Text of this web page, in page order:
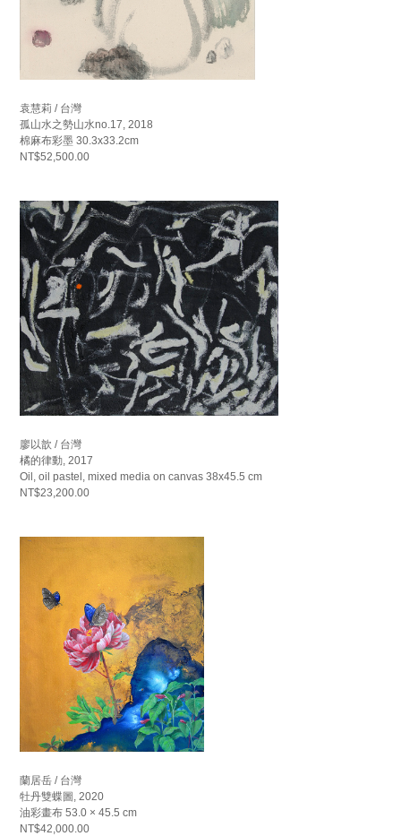
袁慧莉 / 台灣
孤山水之勢山水no.17, 2018
棉麻布彩墨 30.3x33.2cm
NT$52,500.00
廖以歆 / 台灣
橘的律動, 2017
Oil, oil pastel, mixed media on canvas 38x45.5 cm
NT$23,200.00
蘭居岳 / 台灣
牡丹雙蝶圖, 2020
油彩畫布 53.0 × 45.5 cm
NT$42,000.00